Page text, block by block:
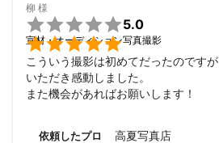
柳 様


5.0
宣材・オーディション写真撮影
こういう撮影は初めてだったのです
いただき感動しました。
また機会があればお願いします！
依頼したプロ 高夏写真店